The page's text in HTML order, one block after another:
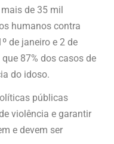
de 35 mil
humanos contra
de janeiro e 2 de
87% dos casos de
do idoso.
públicas
violência e garantir
e devem ser